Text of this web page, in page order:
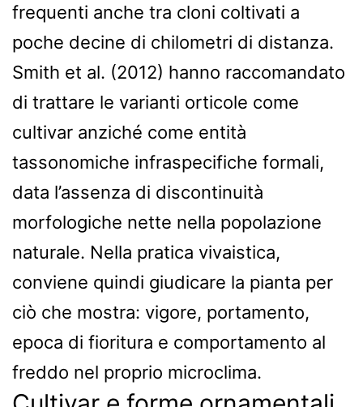
frequenti anche tra cloni coltivati a
poche decine di chilometri di distanza.
Smith et al. (2012) hanno raccomandato
di trattare le varianti orticole come
cultivar anziché come entità
tassonomiche infraspecifiche formali,
data l’assenza di discontinuità
morfologiche nette nella popolazione
naturale. Nella pratica vivaistica,
conviene quindi giudicare la pianta per
ciò che mostra: vigore, portamento,
epoca di fioritura e comportamento al
freddo nel proprio microclima.